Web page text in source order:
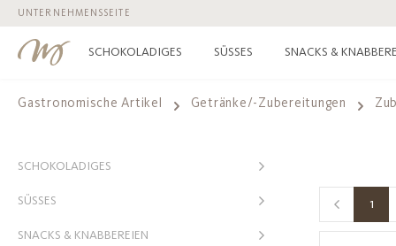
Hauptinhalt springen
Zur Suche springen
Zur Hauptnavigation springen
UNTERNEHMENSSEITE
SCHOKOLADIGES SÜSSES SNACKS &
Gastronomische Artikel Getränke/-Zubereitungen
SCHOKOLADIGES
SÜSSES
SNACKS & KNABBEREIEN
Seite
1